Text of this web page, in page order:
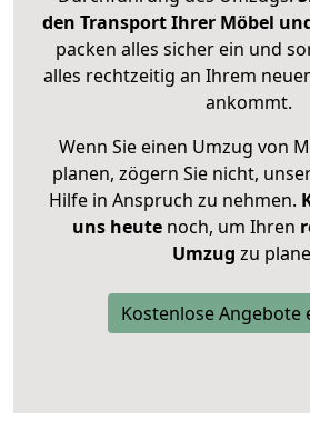
den Transport Ihrer Möbel
packen alles sicher ein und
alles rechtzeitig an Ihrem
ankommt.
Wenn Sie einen Umzug von
planen, zögern Sie nicht,
Hilfe in Anspruch zu nehmen.
uns heutenoch, um Ihren
Umzug zu
Kostenlose Angebote